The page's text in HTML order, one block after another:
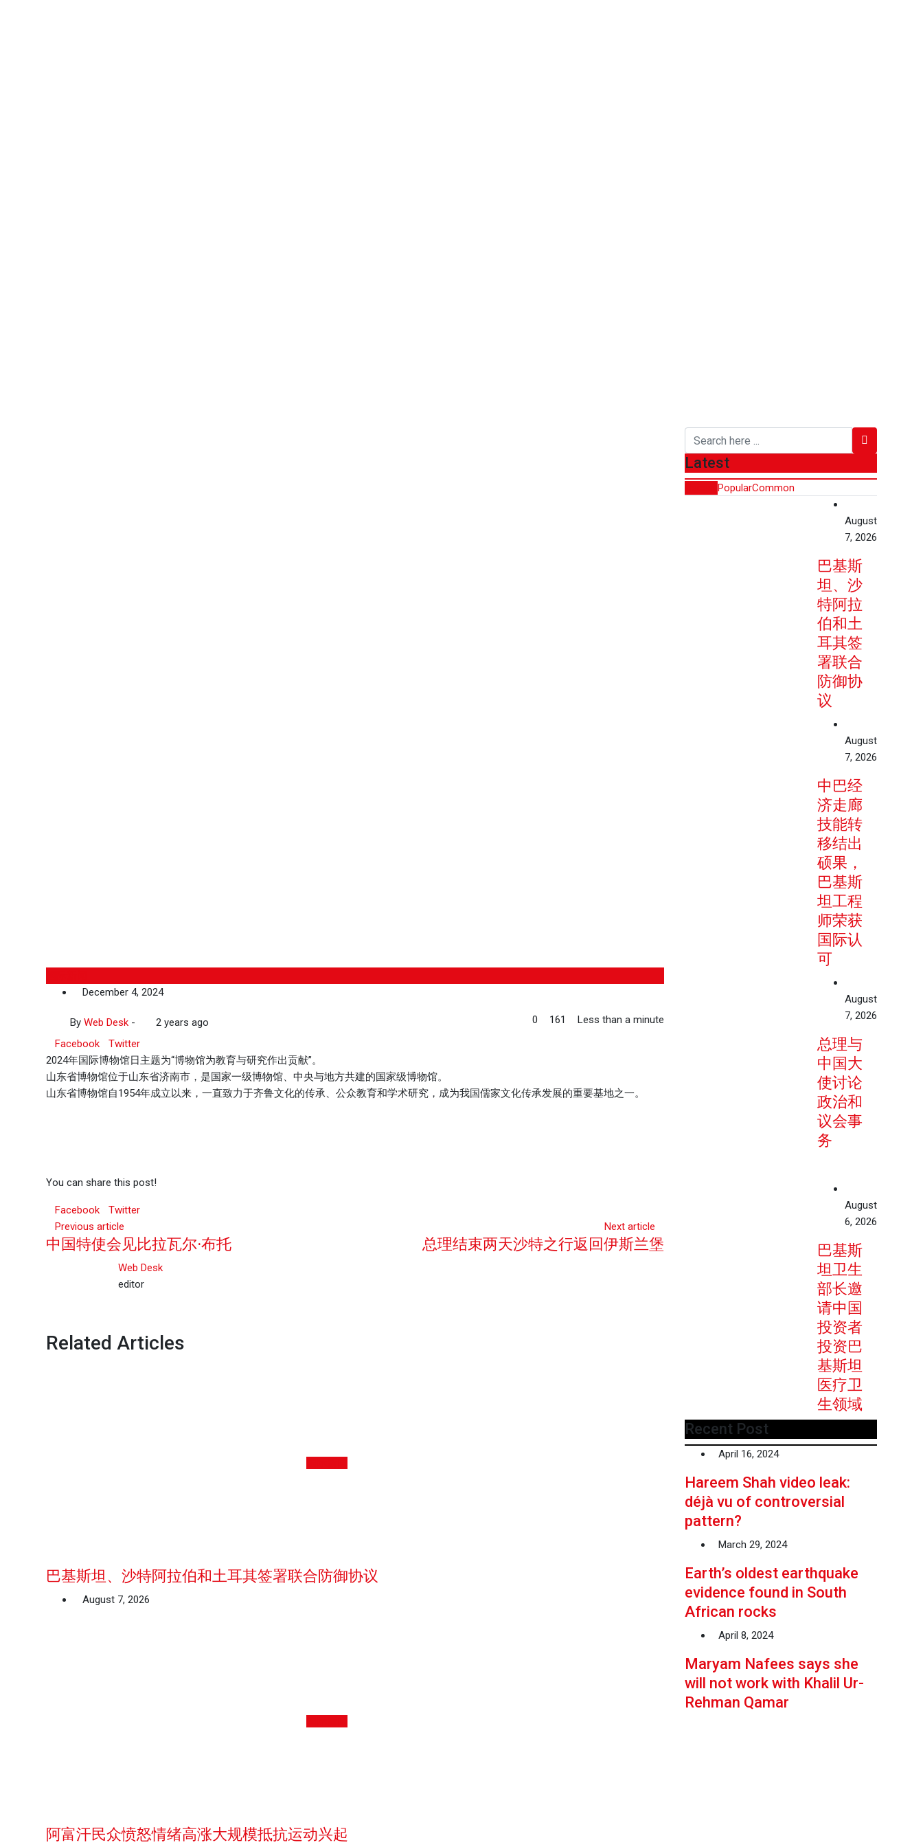
December 4, 2024
By Web Desk - 2 years ago 0 161
Less than a minute
Facebook
Twitter
2024年国际博物馆日主题为“博物馆为教育与研究作出贡献”。
山东省博物馆位于山东省济南市，是国家一级博物馆、中央与地方共建的国家级博物馆。
山东省博物馆自1954年成立以来，一直致力于齐鲁文化的传承、公众教育和学术研究，成为我国儒家文化传承发展的重要基地之一。
You can share this post!
Facebook
Twitter
Previous article
中国特使会见比拉瓦尔·布托
Next article
总理结束两天沙特之行返回伊斯兰堡
Web Desk
editor
Related Articles
巴基斯坦、沙特阿拉伯和土耳其签署联合防御协议
August 7, 2026
阿富汗民众愤怒情绪高涨大规模抵抗运动兴起
Latest
PopularCommon
August
7, 2026
巴基斯
坦、沙
特阿拉
伯和土
耳其签
署联合
防御协
议
August
7, 2026
中巴经
济走廊
技能转
移结出
硕果，
巴基斯
坦工程
师荣获
国际认
可
August
7, 2026
总理与
中国大
使讨论
政治和
议会事
务
August
6, 2026
巴基斯
坦卫生
部长邀
请中国
投资者
投资巴
基斯坦
医疗卫
生领域
Recent Post
April 16, 2024
Hareem Shah video leak:
déjà vu of controversial
pattern?
March 29, 2024
Earth’s oldest earthquake
evidence found in South
African rocks
April 8, 2024
Maryam Nafees says she
will not work with Khalil Ur-
Rehman Qamar